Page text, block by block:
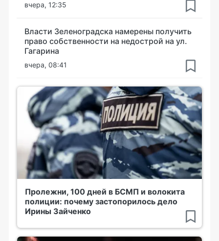
вчера, 12:35
Власти Зеленоградска намерены получить
право собственности на недострой на ул.
Гагарина
вчера, 08:41
Пролежни, 100 дней в БСМП и волокита
полиции: почему застопорилось дело
Ирины Зайченко